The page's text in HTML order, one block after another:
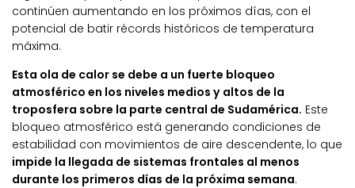
continúen aumentando en los próximos días, con el
potencial de batir récords históricos de temperatura
máxima.
Esta ola de calor se debe a un fuerte bloqueo
atmosférico en los niveles medios y altos de la
troposfera sobre la parte central de Sudamérica. Este
bloqueo atmosférico está generando condiciones de
estabilidad con movimientos de aire descendente, lo que
impide la llegada de sistemas frontales al menos
durante los primeros días de la próxima semana.